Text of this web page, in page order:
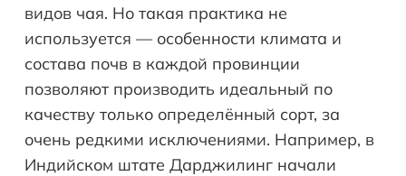
видов чая. Но такая практика не
используется — особенности климата и
состава почв в каждой провинции
позволяют производить идеальный по
качеству только определённый сорт, за
очень редкими исключениями. Например, в
Индийском штате Дарджилинг начали